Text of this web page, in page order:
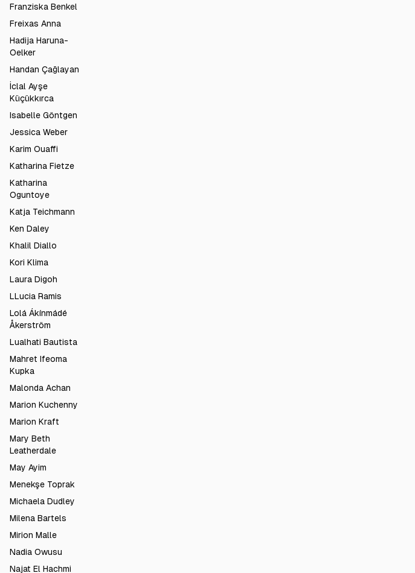
Franziska Benkel
Freixas Anna
Hadija Haruna-
Oelker
Handan Çağlayan
İclal Ayşe
Küçükkırca
Isabelle Göntgen
Jessica Weber
Karim Ouaffi
Katharina Fietze
Katharina
Oguntoye
Katja Teichmann
Ken Daley
Khalil Diallo
Kori Klima
Laura Digoh
LLucia Ramis
Lolá Ákínmádé
Åkerström
Lualhati Bautista
Mahret Ifeoma
Kupka
Malonda Achan
Marion Kuchenny
Marion Kraft
Mary Beth
Leatherdale
May Ayim
Menekşe Toprak
Michaela Dudley
Milena Bartels
Mirion Malle
Nadia Owusu
Najat El Hachmi